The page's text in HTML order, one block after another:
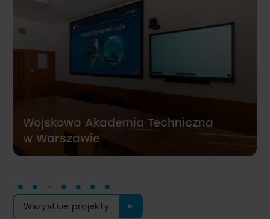
Śląskie Centrum Chorób Serca
w Zabrzu
Wszystkie projekty